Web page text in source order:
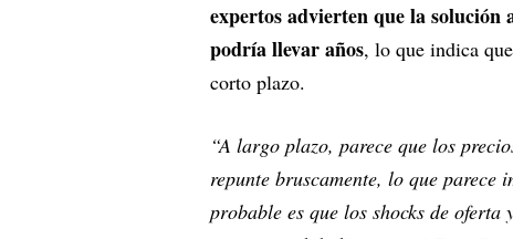
expertos advierten que la
podría llevar años, lo que indica
corto plazo.
“A largo plazo, parece que los
repunte bruscamente, lo que
probable es que los shocks de